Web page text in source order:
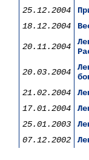
25.12.2004
18.12.2004
20.11.2004
20.03.2004
21.02.2004
17.01.2004
25.01.2003
07.12.2002